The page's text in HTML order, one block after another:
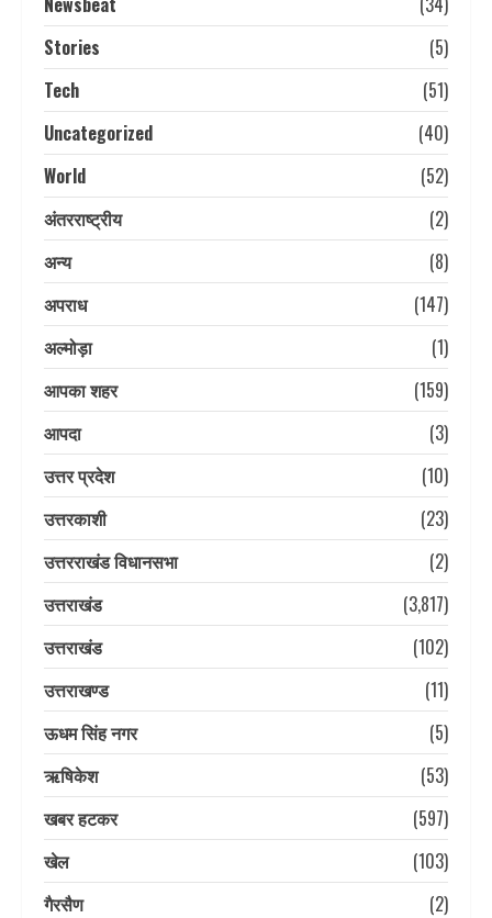
Stories
(5)
Tech
(51)
Uncategorized
(40)
World
(52)
अंतरराष्ट्रीय
(2)
अन्य
(8)
अपराध
(147)
अल्मोड़ा
(1)
आपका शहर
(159)
आपदा
(3)
उत्तर प्रदेश
(10)
उत्तरकाशी
(23)
उत्तरराखंड विधानसभा
(2)
उत्तराखंड
(3,817)
उत्तराखंड
(102)
उत्तराखण्ड
(11)
ऊधम सिंह नगर
(5)
ऋषिकेश
(53)
खबर हटकर
(597)
खेल
(103)
गैरसैण
(2)